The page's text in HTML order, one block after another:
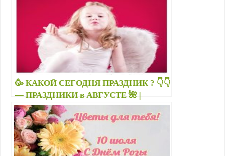
когда поздравлять
🥳 КАКОЙ СЕГОДНЯ ПРАЗДНИК ? 👇👇
— ПРАЗДНИКИ в АВГУСТЕ 🌺 |
ПРАЗДНИКИ 2026